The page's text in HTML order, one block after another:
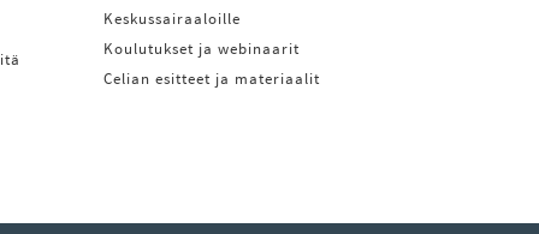
Keskussairaaloille
Koulutukset ja webinaarit
Celian esitteet ja materiaalit